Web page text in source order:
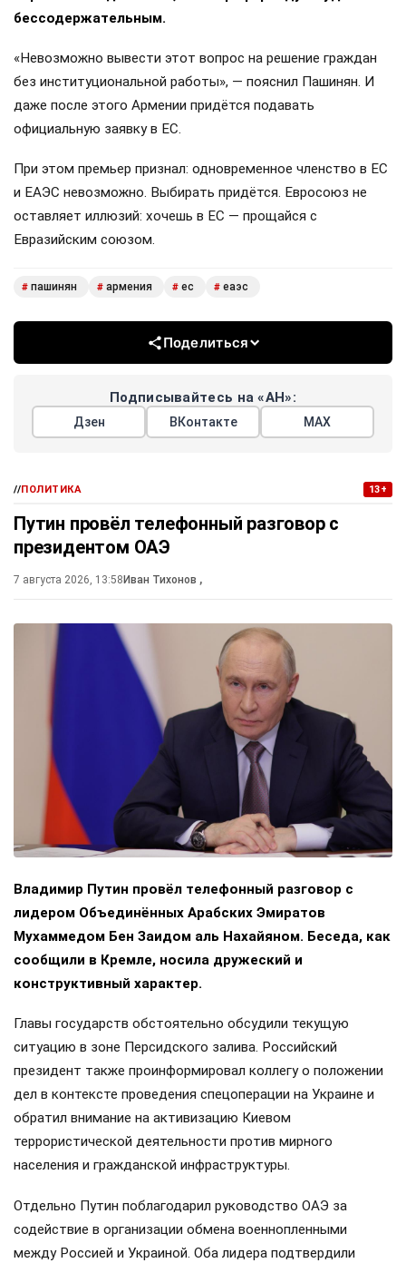
бессодержательным.
«Невозможно вывести этот вопрос на решение граждан
без институциональной работы», — пояснил Пашинян. И
даже после этого Армении придётся подавать
официальную заявку в ЕС.
При этом премьер признал: одновременное членство в ЕС
и ЕАЭС невозможно. Выбирать придётся. Евросоюз не
оставляет иллюзий: хочешь в ЕС — прощайся с
Евразийским союзом.
# пашинян # армения # ес # еаэс
Поделиться
Подписывайтесь на «АН»:
Дзен ВКонтакте МАХ
//ПОЛИТИКА 13+
Путин провёл телефонный разговор с
президентом ОАЭ
7 августа 2026, 13:58 Иван Тихонов ,
Владимир Путин провёл телефонный разговор с
лидером Объединённых Арабских Эмиратов
Мухаммедом Бен Заидом аль Нахайяном. Беседа, как
сообщили в Кремле, носила дружеский и
конструктивный характер.
Главы государств обстоятельно обсудили текущую
ситуацию в зоне Персидского залива. Российский
президент также проинформировал коллегу о положении
дел в контексте проведения спецоперации на Украине и
обратил внимание на активизацию Киевом
террористической деятельности против мирного
населения и гражданской инфраструктуры.
Отдельно Путин поблагодарил руководство ОАЭ за
содействие в организации обмена военнопленными
между Россией и Украиной. Оба лидера подтвердили